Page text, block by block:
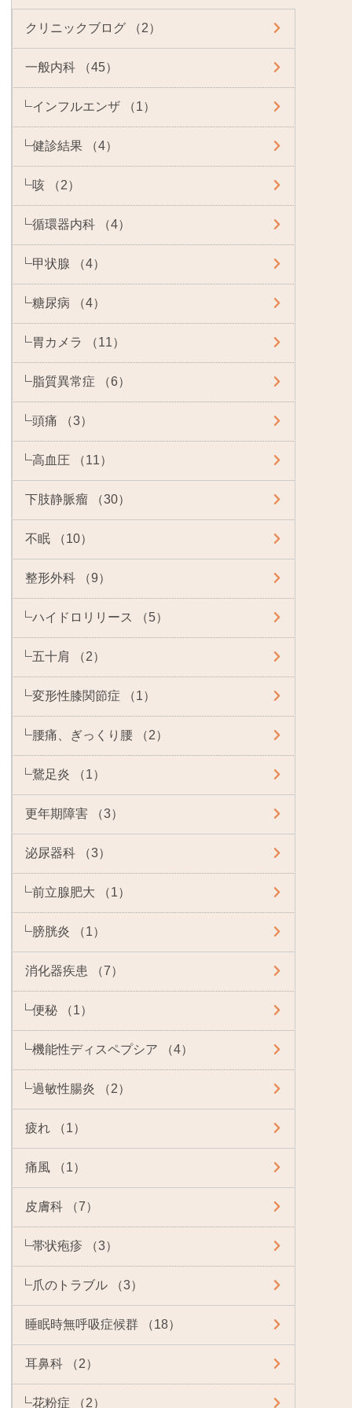
クリニックブログ （2）
一般内科 （45）
インフルエンザ （1）
健診結果 （4）
咳 （2）
循環器内科 （4）
甲状腺 （4）
糖尿病 （4）
胃カメラ （11）
脂質異常症 （6）
頭痛 （3）
高血圧 （11）
下肢静脈瘤 （30）
不眠 （10）
整形外科 （9）
ハイドロリリース （5）
五十肩 （2）
変形性膝関節症 （1）
腰痛、ぎっくり腰 （2）
鵞足炎 （1）
更年期障害 （3）
泌尿器科 （3）
前立腺肥大 （1）
膀胱炎 （1）
消化器疾患 （7）
便秘 （1）
機能性ディスペプシア （4）
過敏性腸炎 （2）
疲れ （1）
痛風 （1）
皮膚科 （7）
帯状疱疹 （3）
爪のトラブル （3）
睡眠時無呼吸症候群 （18）
耳鼻科 （2）
花粉症 （2）